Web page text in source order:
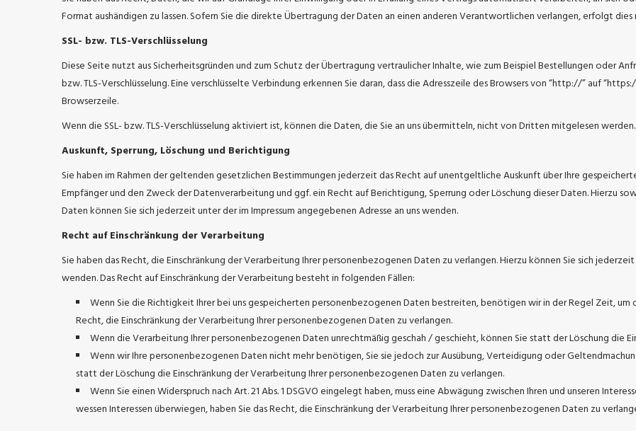
Format aushändigen zu lassen. Sofern Sie die direkte Übertragung der Daten an einen anderen Verantwortlichen verlangen, erfolgt
SSL- bzw. TLS-Verschlüsselung
Diese Seite nutzt aus Sicherheitsgründen und zum Schutz der Übertragung vertraulicher Inhalte, wie zum Beispiel Bestellungen oder
bzw. TLS-Verschlüsselung. Eine verschlüsselte Verbindung erkennen Sie daran, dass die Adresszeile des Browsers von “http://” auf
Browserzeile.
Wenn die SSL- bzw. TLS-Verschlüsselung aktiviert ist, können die Daten, die Sie an uns übermitteln, nicht von Dritten mitgelesen werden.
Auskunft, Sperrung, Löschung und Berichtigung
Sie haben im Rahmen der geltenden gesetzlichen Bestimmungen jederzeit das Recht auf unentgeltliche Auskunft über Ihre
Empfänger und den Zweck der Datenverarbeitung und ggf. ein Recht auf Berichtigung, Sperrung oder Löschung dieser Daten. Hierzu
Daten können Sie sich jederzeit unter der im Impressum angegebenen Adresse an uns wenden.
Recht auf Einschränkung der Verarbeitung
Sie haben das Recht, die Einschränkung der Verarbeitung Ihrer personenbezogenen Daten zu verlangen. Hierzu können Sie sich
wenden. Das Recht auf Einschränkung der Verarbeitung besteht in folgenden Fällen:
Wenn Sie die Richtigkeit Ihrer bei uns gespeicherten personenbezogenen Daten bestreiten, benötigen wir in der Regel Zeit, um
Recht, die Einschränkung der Verarbeitung Ihrer personenbezogenen Daten zu verlangen.
Wenn die Verarbeitung Ihrer personenbezogenen Daten unrechtmäßig geschah / geschieht, können Sie statt der Löschung die
Wenn wir Ihre personenbezogenen Daten nicht mehr benötigen, Sie sie jedoch zur Ausübung, Verteidigung oder
statt der Löschung die Einschränkung der Verarbeitung Ihrer personenbezogenen Daten zu verlangen.
Wenn Sie einen Widerspruch nach Art. 21 Abs. 1 DSGVO eingelegt haben, muss eine Abwägung zwischen Ihren und unseren
wessen Interessen überwiegen, haben Sie das Recht, die Einschränkung der Verarbeitung Ihrer personenbezogenen Daten zu